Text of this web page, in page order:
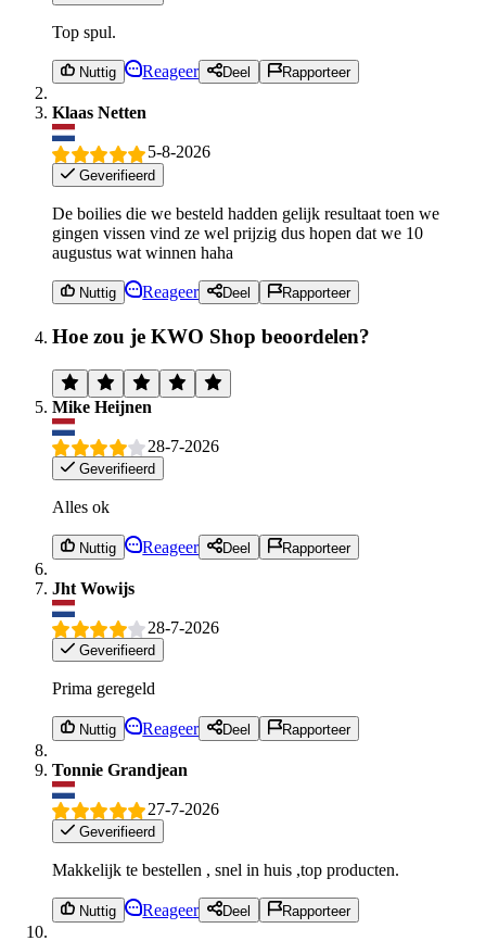
Top spul.
Nuttig Reageer Deel Rapporteer
Klaas Netten
5-8-2026
Geverifieerd
De boilies die we besteld hadden gelijk resultaat toen we
gingen vissen vind ze wel prijzig dus hopen dat we 10
augustus wat winnen haha
Nuttig Reageer Deel Rapporteer
Hoe zou je KWO Shop beoordelen?
Mike Heijnen
28-7-2026
Geverifieerd
Alles ok
Nuttig Reageer Deel Rapporteer
Jht Wowijs
28-7-2026
Geverifieerd
Prima geregeld
Nuttig Reageer Deel Rapporteer
Tonnie Grandjean
27-7-2026
Geverifieerd
Makkelijk te bestellen , snel in huis ,top producten.
Nuttig Reageer Deel Rapporteer